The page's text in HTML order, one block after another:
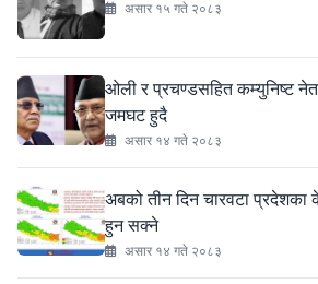
असार १५ गते २०८३
ओली र प्रचण्डसहित कम्युनिष्ट
जमघट हुदै
असार १४ गते २०८३
अबको तीन दिन चारवटा प्रदेशका
हुन सक्ने
असार १४ गते २०८३